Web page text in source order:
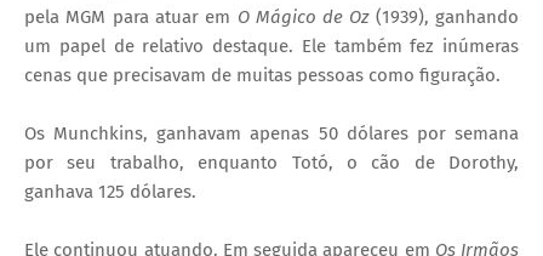
pela MGM para atuar em O Mágico de Oz (1939), ganhando
um papel de relativo destaque. Ele também fez inúmeras
cenas que precisavam de muitas pessoas como figuração.
Os Munchkins, ganhavam apenas 50 dólares por semana
por seu trabalho, enquanto Totó, o cão de Dorothy,
ganhava 125 dólares.
Ele continuou atuando. Em seguida apareceu em Os Irmãos